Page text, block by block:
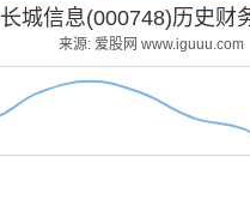
长城信息(000748)历史财
来源: 爱股网 www.iguuu.com